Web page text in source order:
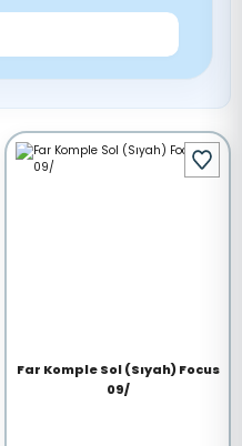
Far Komple Sol (Sıyah) Focus
09/